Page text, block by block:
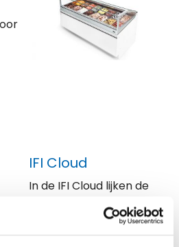
IFI Cloud
In de IFI Cloud lijken de
een wolk van licht
waardoor de presentatie